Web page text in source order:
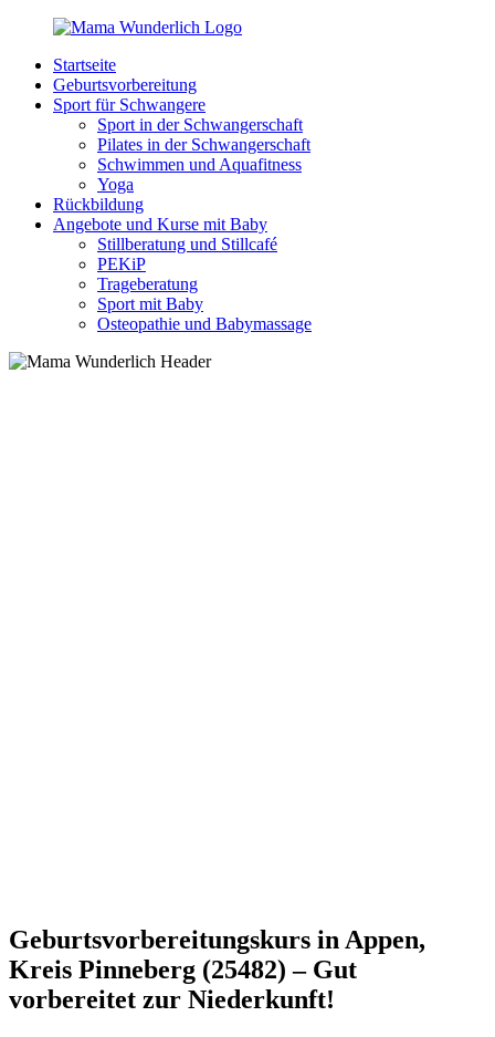
Zurück
Inhalt
MamaWunderlich.de
Mutti
sein
wunderbar!
Startseite
Geburtsvorbereitung
Sport für Schwangere
Sport in der Schwangerschaft
Pilates in der Schwangerschaft
Schwimmen und Aquafitness
Yoga
Rückbildung
Angebote und Kurse mit Baby
Stillberatung und Stillcafé
PEKiP
Trageberatung
Sport mit Baby
Osteopathie und Babymassage
Geburtsvorbereitungskurs in Appen,
Kreis Pinneberg (25482) – Gut
vorbereitet zur Niederkunft!